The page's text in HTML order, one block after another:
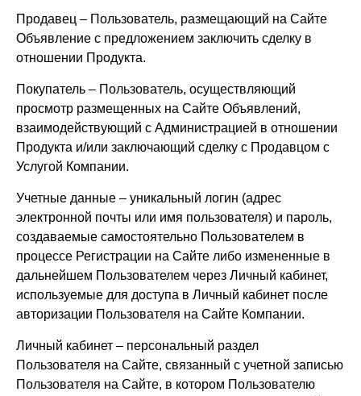
Продавец – Пользователь, размещающий на Сайте
Объявление с предложением заключить сделку в
отношении Продукта.
Покупатель – Пользователь, осуществляющий
просмотр размещенных на Сайте Объявлений,
взаимодействующий с Администрацией в отношении
Продукта и/или заключающий сделку с Продавцом с
Услугой Компании.
Учетные данные – уникальный логин (адрес
электронной почты или имя пользователя) и пароль,
создаваемые самостоятельно Пользователем в
процессе Регистрации на Сайте либо измененные в
дальнейшем Пользователем через Личный кабинет,
используемые для доступа в Личный кабинет после
авторизации Пользователя на Сайте Компании.
Личный кабинет – персональный раздел
Пользователя на Сайте, связанный с учетной записью
Пользователя на Сайте, в котором Пользователю